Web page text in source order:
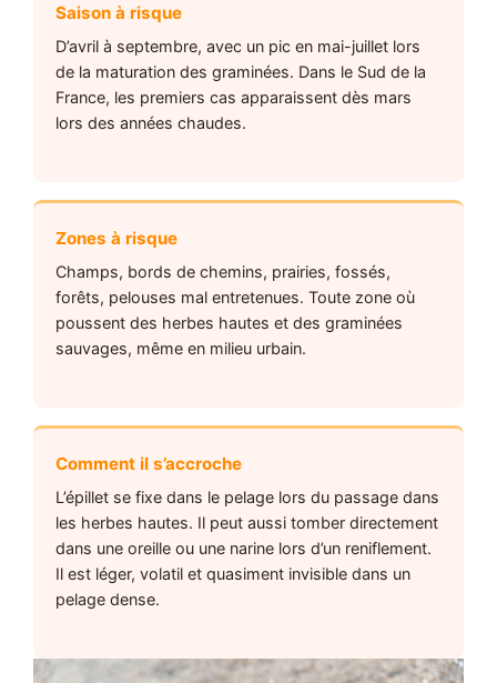
Saison à risque
D’avril à septembre, avec un pic en mai-juillet lors
de la maturation des graminées. Dans le Sud de la
France, les premiers cas apparaissent dès mars
lors des années chaudes.
Zones à risque
Champs, bords de chemins, prairies, fossés,
forêts, pelouses mal entretenues. Toute zone où
poussent des herbes hautes et des graminées
sauvages, même en milieu urbain.
Comment il s’accroche
L’épillet se fixe dans le pelage lors du passage dans
les herbes hautes. Il peut aussi tomber directement
dans une oreille ou une narine lors d’un reniflement.
Il est léger, volatil et quasiment invisible dans un
pelage dense.